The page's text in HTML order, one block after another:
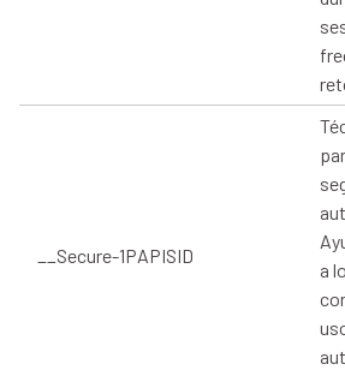
__Secure-1PAPISID
a